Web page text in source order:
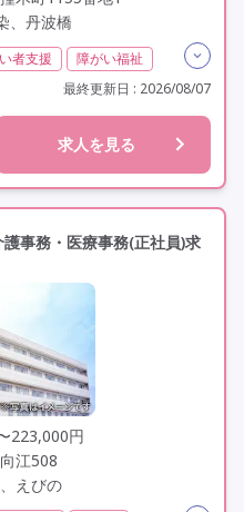
、丹波橋
者支援
障がい福祉
格
日勤のみ
スタッフ
交通費支給
65歳以上
駅近
最終更新日 : 2026/08/07
求人を見る
事務・医療事務(正社員)求
223,000円
江508
えびの